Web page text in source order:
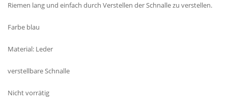
Riemen lang und einfach durch Verstellen der Schnalle zu verstellen.
Farbe blau
Material: Leder
verstellbare Schnalle
Nicht vorrätig